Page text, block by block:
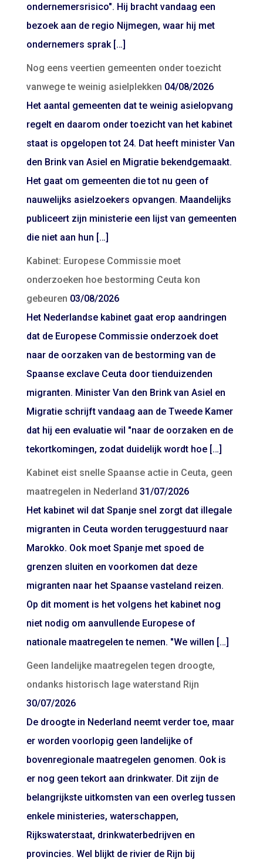
ondernemersrisico". Hij bracht vandaag een
bezoek aan de regio Nijmegen, waar hij met
ondernemers sprak […]
Nog eens veertien gemeenten onder toezicht
vanwege te weinig asielplekken 04/08/2026
Het aantal gemeenten dat te weinig asielopvang
regelt en daarom onder toezicht van het kabinet
staat is opgelopen tot 24. Dat heeft minister Van
den Brink van Asiel en Migratie bekendgemaakt.
Het gaat om gemeenten die tot nu geen of
nauwelijks asielzoekers opvangen. Maandelijks
publiceert zijn ministerie een lijst van gemeenten
die niet aan hun […]
Kabinet: Europese Commissie moet
onderzoeken hoe bestorming Ceuta kon
gebeuren 03/08/2026
Het Nederlandse kabinet gaat erop aandringen
dat de Europese Commissie onderzoek doet
naar de oorzaken van de bestorming van de
Spaanse exclave Ceuta door tienduizenden
migranten. Minister Van den Brink van Asiel en
Migratie schrijft vandaag aan de Tweede Kamer
dat hij een evaluatie wil "naar de oorzaken en de
tekortkomingen, zodat duidelijk wordt hoe […]
Kabinet eist snelle Spaanse actie in Ceuta, geen
maatregelen in Nederland 31/07/2026
Het kabinet wil dat Spanje snel zorgt dat illegale
migranten in Ceuta worden teruggestuurd naar
Marokko. Ook moet Spanje met spoed de
grenzen sluiten en voorkomen dat deze
migranten naar het Spaanse vasteland reizen.
Op dit moment is het volgens het kabinet nog
niet nodig om aanvullende Europese of
nationale maatregelen te nemen. "We willen […]
Geen landelijke maatregelen tegen droogte,
ondanks historisch lage waterstand Rijn
30/07/2026
De droogte in Nederland neemt verder toe, maar
er worden voorlopig geen landelijke of
bovenregionale maatregelen genomen. Ook is
er nog geen tekort aan drinkwater. Dit zijn de
belangrijkste uitkomsten van een overleg tussen
enkele ministeries, waterschappen,
Rijkswaterstaat, drinkwaterbedrijven en
provincies. Wel blijkt de rivier de Rijn bij